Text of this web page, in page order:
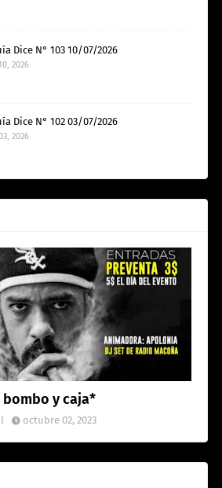
Dice N° 103 10/07/2026
2026
Dice N° 102 03/07/2026
2026
y caja*
octubre 02, 2023